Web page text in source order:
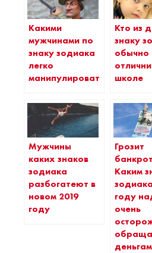
Какими
мужчинами по
знаку зодиака
легко
манипулировать
Кто из
знаку
обычно
школе
Мужчины
каких знаков
зодиака
разбогатеют в
новом 2019
году
Грозит
Каким
году
очень